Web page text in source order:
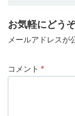
お気軽にどう
メールアドレスが
コメント *